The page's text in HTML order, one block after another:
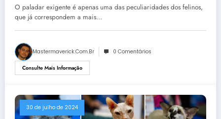
O paladar exigente é apenas uma das peculiaridades dos felinos,
que já correspondem a mais…
Mastermaverick.com.br 0 Comentários
Consulte Mais Informação
30 de julho de 2024